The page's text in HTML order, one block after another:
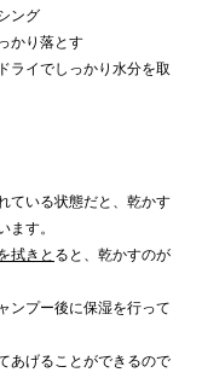
ング
かり落とす
ライでしっかり水分を取
ている状態だと、乾かす
す。
拭きとると、乾かすのが
ンプー後に保湿を行って
あげることができるので